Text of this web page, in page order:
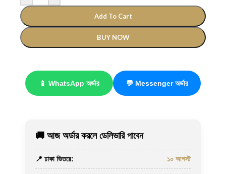
Add To Cart
BUY NOW
📱 WhatsApp অর্ডার 💬 Messenger অর্ডার
🚚 আজ অর্ডার করলে ডেলিভারি পাবেন
📍 ঢাকা ভিতরে: ১০ আগস্ট